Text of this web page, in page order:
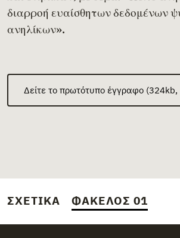
διαρροή ευαίσθητων δεδομένων
ανηλίκων».
Δείτε το πρωτότυπο έγγραφο (324kb,
ΣΧΕΤΙΚΆ ΦΆΚΕΛΟΣ 01